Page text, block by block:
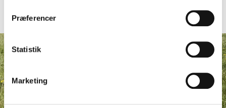
Præferencer
Statistik
Marketing